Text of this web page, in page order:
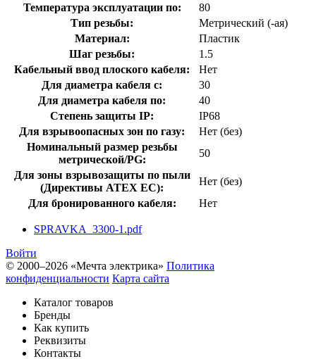
Температура эксплуатации по:
80
Тип резьбы:
Метрический (-ая)
Материал:
Пластик
Шаг резьбы:
1.5
Кабельный ввод плоского кабеля:
Нет
Для диаметра кабеля с:
30
Для диаметра кабеля по:
40
Степень защиты IP:
IP68
Для взрывоопасных зон по газу:
Нет (без)
Номинальный размер резьбы
метрической/PG:
50
Для зоны взрывозащиты по пыли
(Директивы ATEX ЕС):
Нет (без)
Для бронированного кабеля:
Нет
SPRAVKA_3300-1.pdf
Войти
© 2000–2026 «Мечта электрика» Политика
конфиденциальности Карта сайта
Каталог товаров
Бренды
Как купить
Реквизиты
Контакты